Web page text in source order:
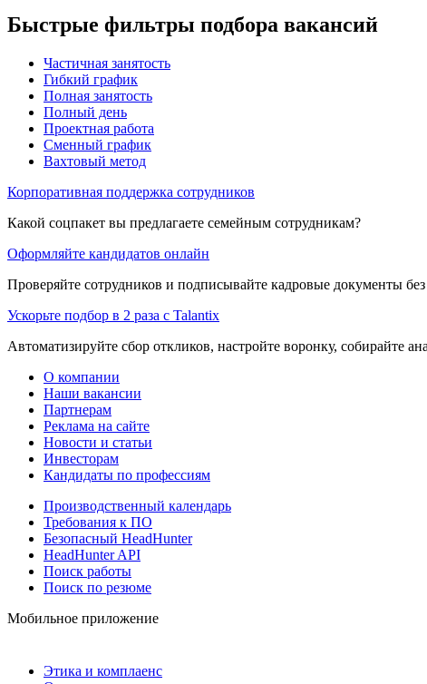
Быстрые фильтры подбора вакансий
Частичная занятость
Гибкий график
Полная занятость
Полный день
Проектная работа
Сменный график
Вахтовый метод
Корпоративная поддержка сотрудников
Какой соцпакет вы предлагаете семейным сотрудникам?
Оформляйте кандидатов онлайн
Проверяйте сотрудников и подписывайте кадровые документы
Ускорьте подбор в 2 раза с Talantix
Автоматизируйте сбор откликов, настройте воронку, собирайте
О компании
Наши вакансии
Партнерам
Реклама на сайте
Новости и статьи
Инвесторам
Кандидаты по профессиям
Производственный календарь
Требования к ПО
Безопасный HeadHunter
HeadHunter API
Поиск работы
Поиск по резюме
Мобильное приложение
Этика и комплаенс